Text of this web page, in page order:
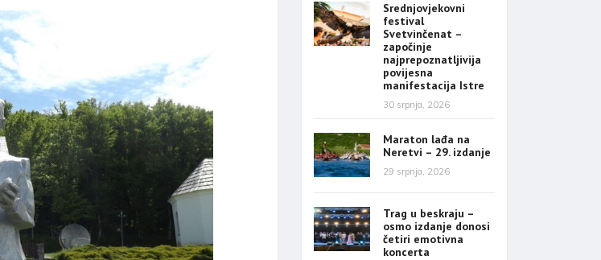
Srednjovjekovni
festival
Svetvinčenat –
započinje
najprepoznatljivija
povijesna
manifestacija Istre
30 srpnja, 2026
Maraton lađa na
Neretvi – 29. izdanje
29 srpnja, 2026
Trag u beskraju –
osmo izdanje donosi
četiri emotivna
koncerta